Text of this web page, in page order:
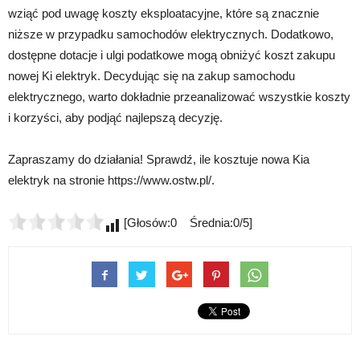
wziąć pod uwagę koszty eksploatacyjne, które są znacznie
niższe w przypadku samochodów elektrycznych. Dodatkowo,
dostępne dotacje i ulgi podatkowe mogą obniżyć koszt zakupu
nowej Ki elektryk. Decydując się na zakup samochodu
elektrycznego, warto dokładnie przeanalizować wszystkie koszty
i korzyści, aby podjąć najlepszą decyzję.
Zapraszamy do działania! Sprawdź, ile kosztuje nowa Kia
elektryk na stronie https://www.ostw.pl/.
[Głosów:0 Średnia:0/5]